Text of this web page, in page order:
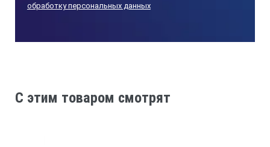
обработку персональных данных
C этим товаром смотрят